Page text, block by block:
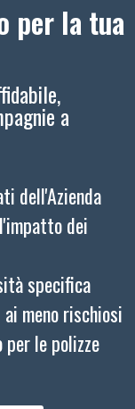
per la tua
a
dell'Azienda
dei
specifica
meno rischiosi
le polizze